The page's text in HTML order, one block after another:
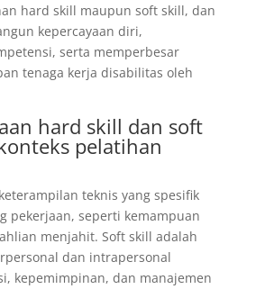
hard skill maupun soft skill, dan
kepercayaan diri,
serta memperbesar
tenaga kerja disabilitas oleh
hard skill dan soft
pelatihan
teknis yang spesifik
pekerjaan, seperti kemampuan
menjahit. Soft skill adalah
dan intrapersonal
kepemimpinan, dan manajemen